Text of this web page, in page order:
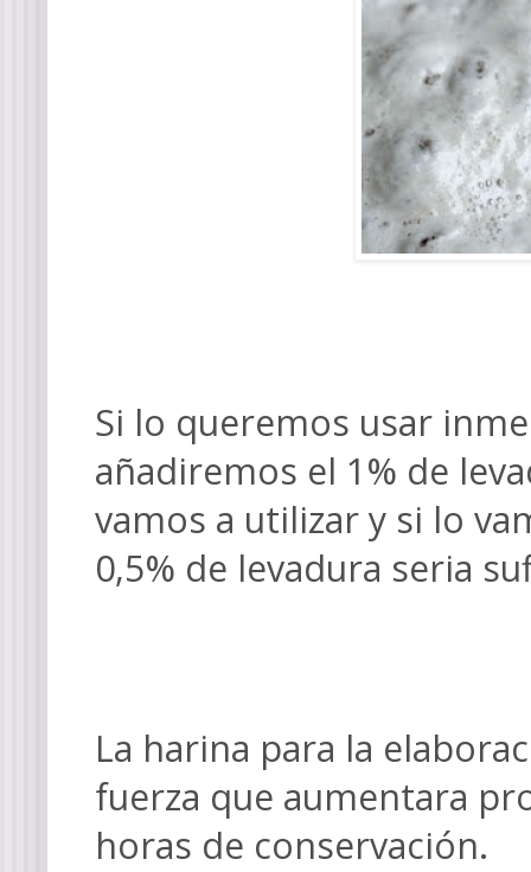
Si lo queremos usar
añadiremos el 1% de
vamos a utilizar y si lo
0,5% de levadura seria
La harina para la
fuerza que aumentara
horas de conservación.